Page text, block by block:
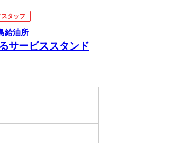
タッフ
給油所
サービススタンド